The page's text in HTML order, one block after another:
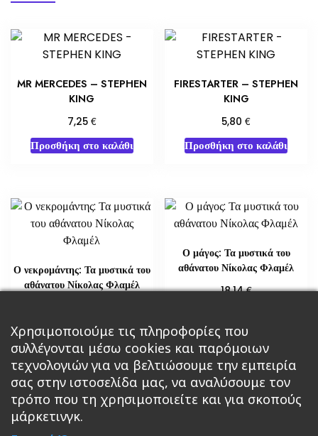
MR MERCEDES – STEPHEN
KING
7,25 €
Προσθήκη στο καλάθι
FIRESTARTER – STEPHEN
KING
5,80€
Προσθήκη στο καλάθι
Ο νεκρομάντης: Τα μυστικά του
αθάνατου Νίκολας Φλαμέλ
Διαβάστε περισσότερα
Ο μάγος: Τα μυστικά του
αθάνατου Νίκολας Φλαμέλ
18,14€
Διαβάστε περισσότερα
Χρησιμοποιούμε τις πληροφορίες που
συλλέγονται μέσω cookies και παρόμοιων
τεχνολογιών για να βελτιώσουμε την εμπειρία
σας στην ιστοσελίδα μας, να αναλύσουμε τον
τρόπο που τη χρησιμοποιείτε και για σκοπούς
μάρκετινγκ.